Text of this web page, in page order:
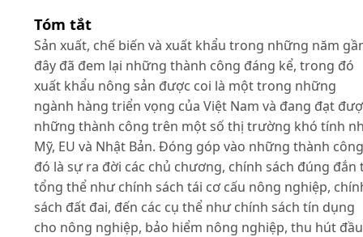
Tóm tắt
Sản xuất, chế biến và xuất khẩu trong những năm
đây đã đem lại những thành công đáng kể, trong đó
xuất khẩu nông sản được coi là một trong những
ngành hàng triển vọng của Việt Nam và đang đạt
những thành công trên một số thị trường khó tính
Mỹ, EU và Nhật Bản. Đóng góp vào những thành công
đó là sự ra đời các chủ chương, chính sách đúng đắn
tổng thể như chính sách tái cơ cấu nông nghiệp,
sách đất đai, đến các cụ thể như chính sách tín dụng
cho nông nghiệp, bảo hiểm nông nghiệp, thu hút đầu